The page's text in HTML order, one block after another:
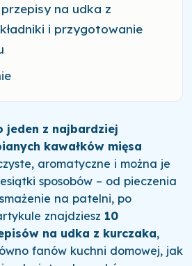
przepisy na udka z
i przygotowanie
jeden z najbardziej
kawałków mięsa
aromatyczne i można je
sposobów – od pieczenia
na patelni, po
znajdziesz 10
na udka z kurczaka,
fanów kuchni domowej, jak